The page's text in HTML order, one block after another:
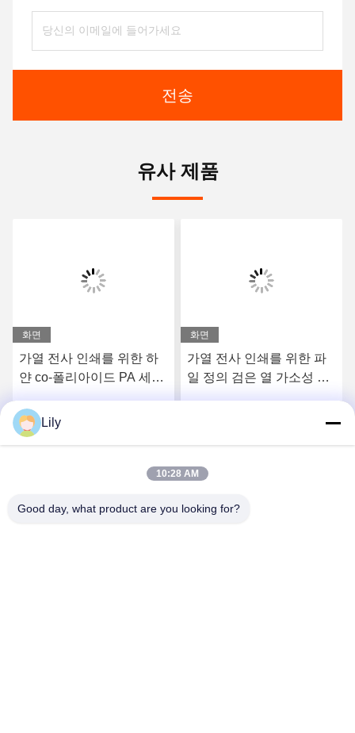
전송
유사 제품
화면
가열 전사 인쇄를 위한 하
얀 co-폴리아이드 PA 세척
최상의 가격을 얻으세요
화면
가열 전사 인쇄를 위한 파
일 정의 검은 열 가소성 폴
Lily
10:28 AM
Good day, what product are you looking for?